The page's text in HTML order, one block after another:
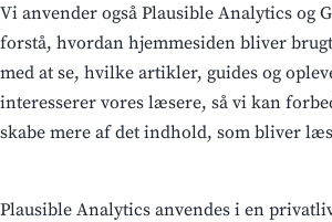
Vi anvender også Plausible Analytics og
forstå, hvordan hjemmesiden bliver
med at se, hvilke artikler, guides og
interesserer vores læsere, så vi kan
skabe mere af det indhold, som bliver
Plausible Analytics anvendes i en